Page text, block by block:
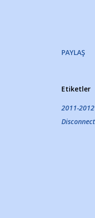
PAYLAŞ
Etiketler
2011-